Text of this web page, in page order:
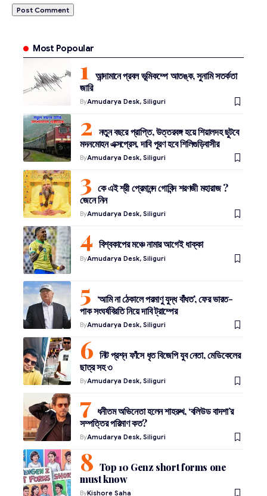
Most Popoular
আন্দামানে প্রবল ভূমিকম্পে আতঙ্ক, সুনামি সতর্কতা
জারি
ByAmudarya Desk, Siliguri
নতুন বছরে প্রাপ্তি, উত্তরবঙ্গ হয়ে শিয়ালদহ ছুটবে
মদনমোহন এক্সপ্রেস, দাবি পূরণ হবে শিলিগুড়িবাসীর
ByAmudarya Desk, Siliguri
কে এই শ্রী প্রেমানন্দ গোবিন্দ শরণজী মহারাজ ?
জেনে নিন
ByAmudarya Desk, Siliguri
বিশ্বকাপের মঞ্চে নামার আগেই ধাক্কা
ByAmudarya Desk, Siliguri
‘আমি না ঠেকালে পরমাণু যুদ্ধ বাঁধত’, ফের ভারত-
পাক সংঘর্ষবিরতি নিয়ে দাবি ট্রাম্পের
ByAmudarya Desk, Siliguri
নিট প্রশ্ন ফাঁসে ধৃত বিজেপি যুব নেতা, মেডিকেলের
ছাত্র সহ ৩
ByAmudarya Desk, Siliguri
ধনীতম অভিনেতা হলেন শাহরুখ, ‘বলিউড বাদশা’র
সম্পত্তির পরিমাণ কত?
ByAmudarya Desk, Siliguri
Top 10 Genz short forms one
must know
ByKishore Saha